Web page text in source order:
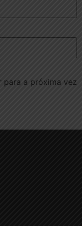
para a próxima vez